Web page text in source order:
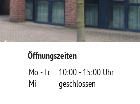
Öffnungszeiten
Mo - Fr
10:00 - 15:00 Uhr
Mi
geschlossen